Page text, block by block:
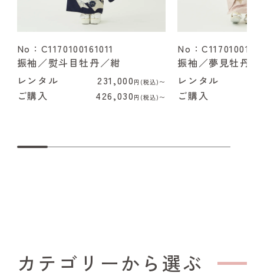
No：C1170100161011
振袖／熨斗目牡丹／紺
レンタル
231,000 円(税込)〜
ご購入 426,030 円(税込)〜
No：
振袖／夢見牡丹／
レンタル
ご購入
カテゴリーから選ぶ